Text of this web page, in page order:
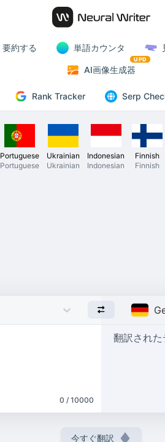
要約する 単語カウンタ
AI画像生成器
UPD
Rank Tracker Serp
Portuguese
Portuguese
Ukrainian
Ukrainian
Indonesian
Indonesian
Finnish
Finnish
0 / 10000
翻訳された
今すぐ翻訳